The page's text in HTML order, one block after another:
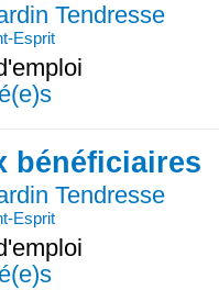
Tendresse
Esprit
bénéficiaires
Tendresse
Esprit